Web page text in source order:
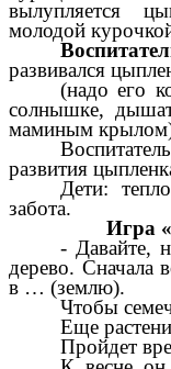
вылупляется
молодой
развивался
(надо его
солнышке,
маминым
развития
Дети:
забота.
Игра
- Давайте,
дерево. Сначала
в … (землю).
Чтобы
Еще
Пройдет